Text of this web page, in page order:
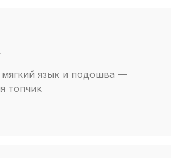
мягкий язык и подошва —
топчик